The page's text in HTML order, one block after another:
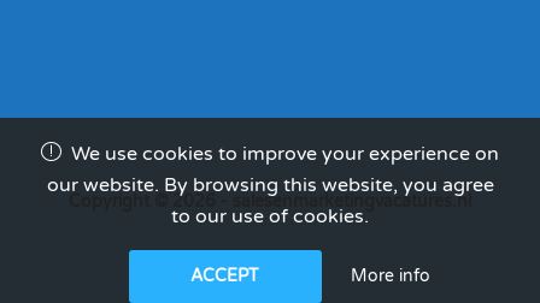
Copyright © 2026 - salesenmarketingvacatures.nl
We use cookies to improve your experience on
our website. By browsing this website, you agree
to our use of cookies.
ACCEPT More info